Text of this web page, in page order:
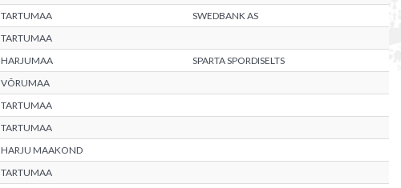
TARTUMAA
SWEDBANK AS
TARTUMAA
HARJUMAA
SPARTA SPORDISELTS
VÕRUMAA
TARTUMAA
TARTUMAA
HARJU MAAKOND
TARTUMAA